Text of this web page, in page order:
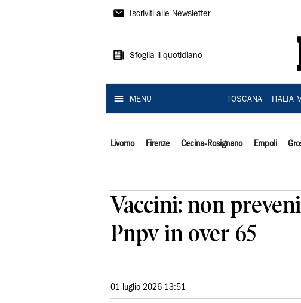
Il
Iscriviti alle Newsletter
Sfoglia il quotidiano
MENU TOSCANA ITALIA
Livorno Firenze Cecina-Rosignano Empoli
Vaccini: non
Pnpv in over 65
01 luglio 2026 13:51